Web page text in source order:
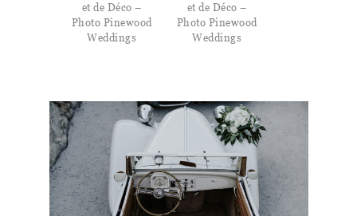
et de Déco –
Photo Pinewood
Weddings
et de Déco –
Photo Pinewood
Weddings